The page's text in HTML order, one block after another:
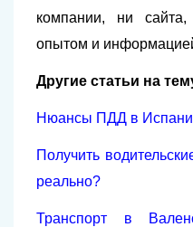
компании, ни
опытом и
Другие статьи на
Нюансы ПДД в
Получить
реально?
Транспорт в